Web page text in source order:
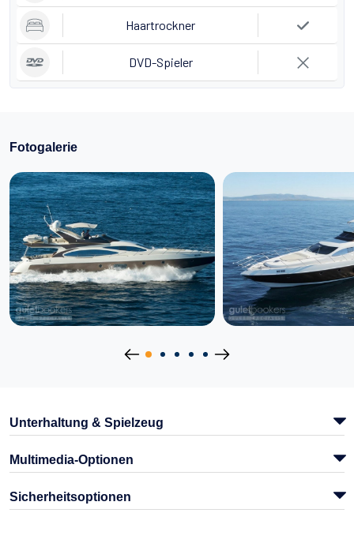
Haartrockner
DVD-Spieler
Fotogalerie
Unterhaltung & Spielzeug
Multimedia-Optionen
Sicherheitsoptionen